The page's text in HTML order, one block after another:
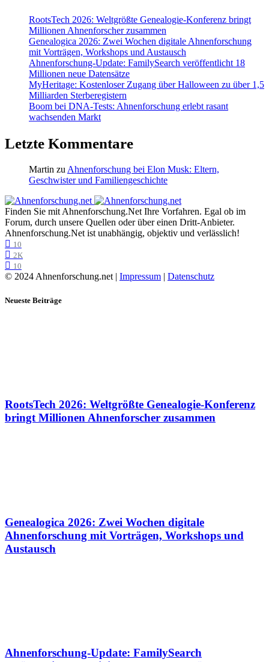
RootsTech 2026: Weltgrößte Genealogie-Konferenz bringt
Millionen Ahnenforscher zusammen
Genealogica 2026: Zwei Wochen digitale Ahnenforschung
mit Vorträgen, Workshops und Austausch
Ahnenforschung-Update: FamilySearch veröffentlicht 18
Millionen neue Datensätze
MyHeritage: Kostenloser Zugang über Halloween zu über 1,5
Milliarden Sterberegistern
Boom bei DNA-Tests: Ahnenforschung erlebt rasant
wachsenden Markt
Letzte Kommentare
Martin zu Ahnenforschung bei Elon Musk: Eltern,
Geschwister und Familiengeschichte
Finden Sie mit Ahnenforschung.Net Ihre Vorfahren. Egal ob im
Forum, durch unsere Quellen oder über einen Dritt-Anbieter.
Ahnenforschung.Net ist unabhängig, objektiv und verlässlich!
10
2K
10
© 2024 Ahnenforschung.net | Impressum | Datenschutz
Neueste Beiträge
RootsTech 2026: Weltgrößte Genealogie-Konferenz
bringt Millionen Ahnenforscher zusammen
Genealogica 2026: Zwei Wochen digitale
Ahnenforschung mit Vorträgen, Workshops und
Austausch
Ahnenforschung-Update: FamilySearch